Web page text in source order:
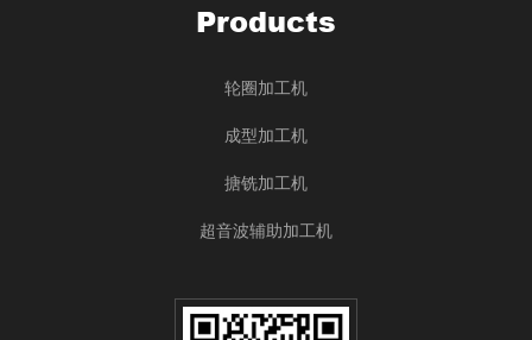
Products
轮圈加工机
成型加工机
搪铣加工机
超音波辅助加工机